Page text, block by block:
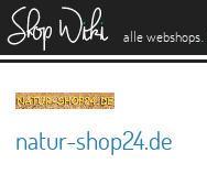
alle webshops.
natur-shop24.de